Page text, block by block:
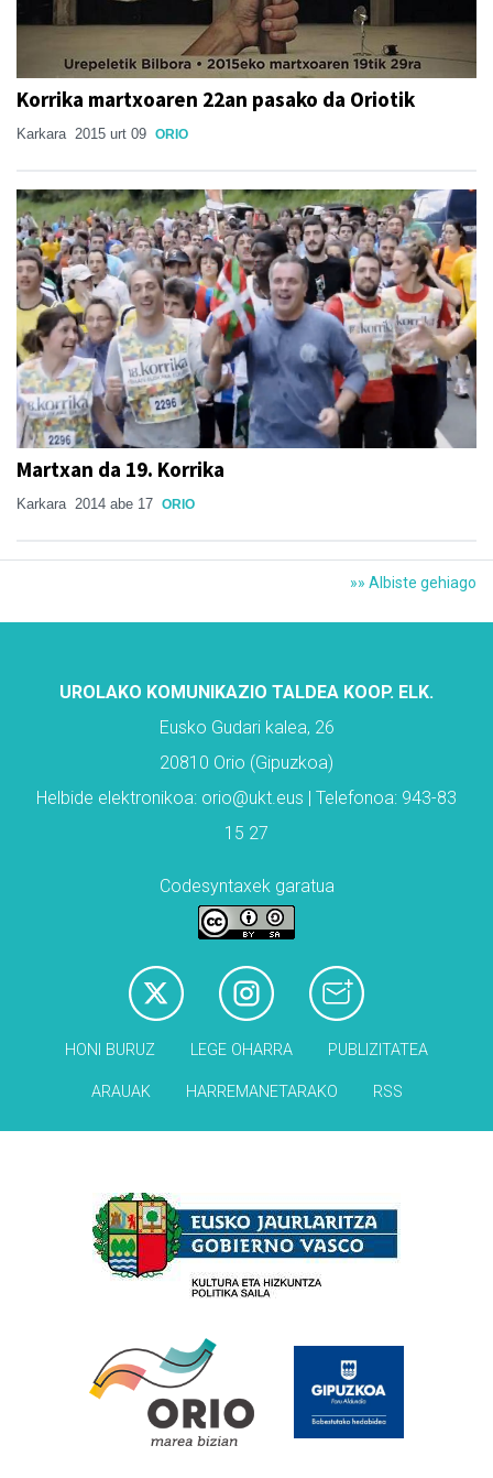
Korrika martxoaren 22an pasako da Oriotik
Karkara 2015 urt 09 ORIO
Martxan da 19. Korrika
Karkara 2014 abe 17 ORIO
»» Albiste gehiago
UROLAKO KOMUNIKAZIO TALDEA KOOP. ELK.
Eusko Gudari kalea, 26
20810 Orio (Gipuzkoa)
Helbide elektronikoa: orio@ukt.eus | Telefonoa: 943-83
15 27
Codesyntaxek garatua
HONI BURUZ LEGE OHARRA PUBLIZITATEA
ARAUAK HARREMANETARAKO RSS